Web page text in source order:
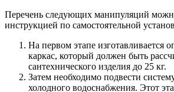
Перечень следующих манипуляций
инструкцией по самостоятельной
На первом этапе изготавливается
каркас, который должен быть
сантехнического изделия до 25 кг.
Затем необходимо подвести
холодного водоснабжения. Этот